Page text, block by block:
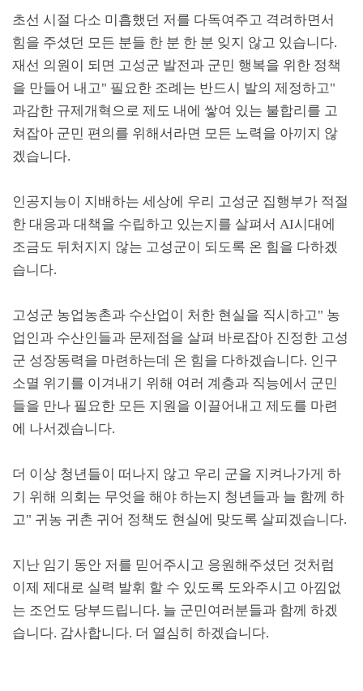
초선 시절 다소 미흡했던 저를 다독여주고 격려하면서
힘을 주셨던 모든 분들 한 분 한 분 잊지 않고 있습니다.
재선 의원이 되면 고성군 발전과 군민 행복을 위한 정책
을 만들어 내고" 필요한 조례는 반드시 발의 제정하고"
과감한 규제개혁으로 제도 내에 쌓여 있는 불합리를 고
쳐잡아 군민 편의를 위해서라면 모든 노력을 아끼지 않
겠습니다.
인공지능이 지배하는 세상에 우리 고성군 집행부가 적절
한 대응과 대책을 수립하고 있는지를 살펴서 AI시대에
조금도 뒤처지지 않는 고성군이 되도록 온 힘을 다하겠
습니다.
고성군 농업농촌과 수산업이 처한 현실을 직시하고" 농
업인과 수산인들과 문제점을 살펴 바로잡아 진정한 고성
군 성장동력을 마련하는데 온 힘을 다하겠습니다. 인구
소멸 위기를 이겨내기 위해 여러 계층과 직능에서 군민
들을 만나 필요한 모든 지원을 이끌어내고 제도를 마련
에 나서겠습니다.
더 이상 청년들이 떠나지 않고 우리 군을 지켜나가게 하
기 위해 의회는 무엇을 해야 하는지 청년들과 늘 함께 하
고" 귀농 귀촌 귀어 정책도 현실에 맞도록 살피겠습니다.
지난 임기 동안 저를 믿어주시고 응원해주셨던 것처럼
이제 제대로 실력 발휘 할 수 있도록 도와주시고 아낌없
는 조언도 당부드립니다. 늘 군민여러분들과 함께 하겠
습니다. 감사합니다. 더 열심히 하겠습니다.